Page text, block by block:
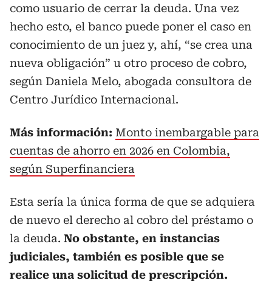
como usuario de cerrar la deuda. Una vez
hecho esto, el banco puede poner el caso en
conocimiento de un juez y, ahí, “se crea una
nueva obligación” u otro proceso de cobro,
según Daniela Melo, abogada consultora de
Centro Jurídico Internacional.
Más información: Monto inembargable para
cuentas de ahorro en 2026 en Colombia,
según Superfinanciera
Esta sería la única forma de que se adquiera
de nuevo el derecho al cobro del préstamo o
la deuda. No obstante, en instancias
judiciales, también es posible que se
realice una solicitud de prescripción.